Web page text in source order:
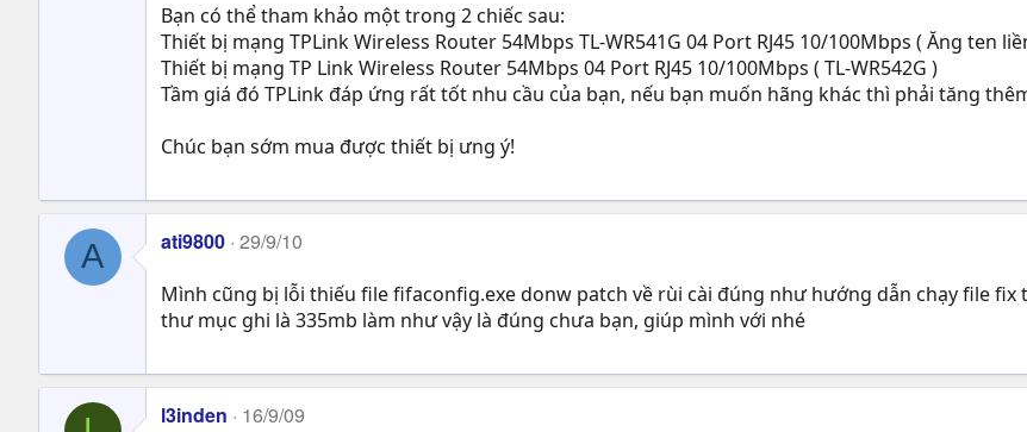
Bạn có thể tham khảo một trong 2 chiếc sau:
Thiết bị mạng TPLink Wireless Router 54Mbps TL-WR541G 04 Port RJ45 10/100Mbps ( Ăng ten
Thiết bị mạng TP Link Wireless Router 54Mbps 04 Port RJ45 10/100Mbps ( TL-WR542G )
Tầm giá đó TPLink đáp ứng rất tốt nhu cầu của bạn, nếu bạn muốn hãng khác thì phải tăng
Chúc bạn sớm mua được thiết bị ưng ý!
A ati9800 29/9/10
Mình cũng bị lỗi thiếu file fifaconfig.exe donw patch về rùi cài đúng như hướng dẫn chạy file
thư mục ghi là 335mb làm như vậy là đúng chưa bạn, giúp mình với nhé
l3inden 16/9/09